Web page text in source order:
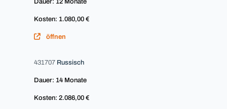
Dauer: 12 Monate
Kosten: 1.080,00 €
öffnen
431707 Russisch
Dauer: 14 Monate
Kosten: 2.086,00 €